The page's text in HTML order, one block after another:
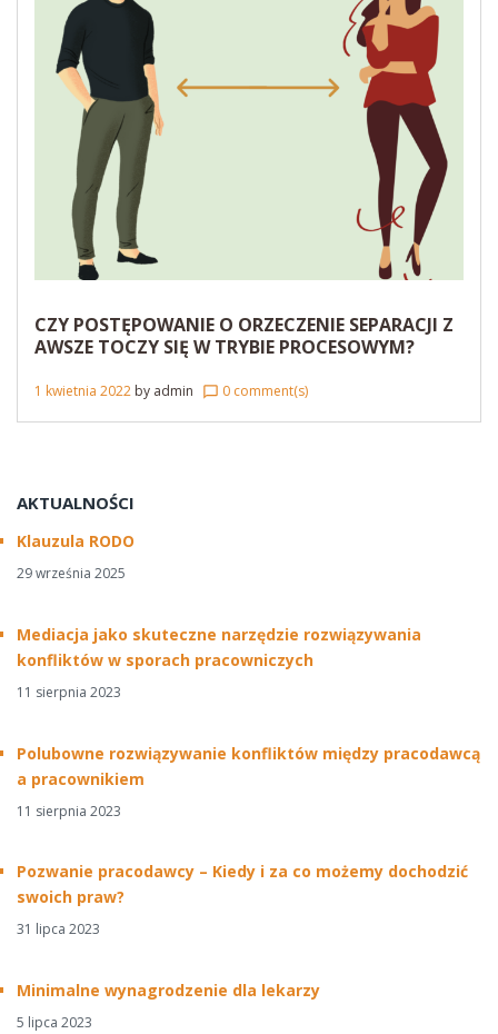
CZY POSTĘPOWANIE O ORZECZENIE SEPARACJI Z
AWSZE TOCZY SIĘ W TRYBIE PROCESOWYM?
1 kwietnia 2022 by admin chat_bubble_outline 0 comment(s)
AKTUALNOŚCI
Klauzula RODO
29 września 2025
Mediacja jako skuteczne narzędzie rozwiązywania
konfliktów w sporach pracowniczych
11 sierpnia 2023
Polubowne rozwiązywanie konfliktów między pracodawcą
a pracownikiem
11 sierpnia 2023
Pozwanie pracodawcy – Kiedy i za co możemy dochodzić
swoich praw?
31 lipca 2023
Minimalne wynagrodzenie dla lekarzy
5 lipca 2023